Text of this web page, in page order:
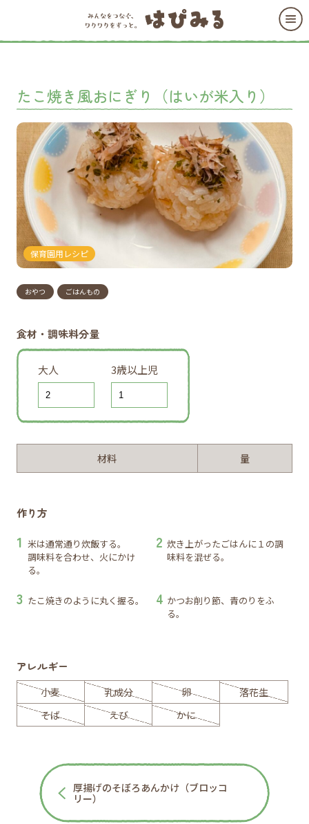
たこ焼き風おにぎり（はいが米入り）
保育園用レシピ
おやつ ごはんもの
食材・調味料分量
大人 3歳以上児
材料 量
作り方
米は通常通り炊飯する。
調味料を合わせ、火にかけ
る。
炊き上がったごはんに１の調
味料を混ぜる。
たこ焼きのように丸く握る。
かつお削り節、青のりをふ
る。
アレルギー
小麦 乳成分 卵
落花生
そば
えび かに
厚揚げのそぼろあんかけ（ブロッコ
リー）